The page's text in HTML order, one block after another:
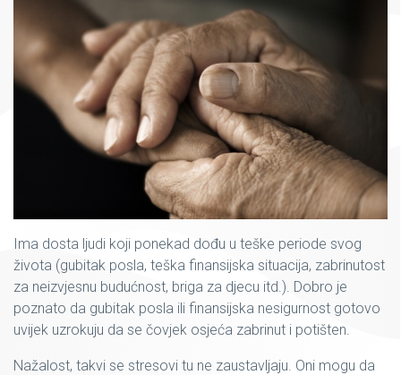
Ima dosta ljudi koji ponekad dođu u teške periode svog
života (gubitak posla, teška finansijska situacija, zabrinutost
za neizvjesnu budućnost, briga za djecu itd.). Dobro je
poznato da gubitak posla ili finansijska nesigurnost gotovo
uvijek uzrokuju da se čovjek osjeća zabrinut i potišten.
Nažalost, takvi se stresovi tu ne zaustavljaju. Oni mogu da